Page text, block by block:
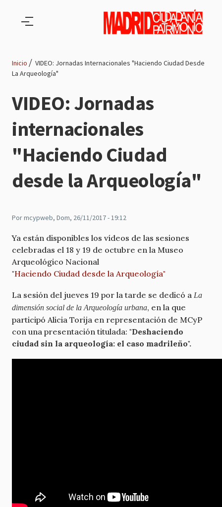
de
navegación
Inicio
VIDEO: Jornadas Internacionales "Haciendo Ciudad Desde
La Arqueología"
VIDEO: Jornadas
internacionales
"Haciendo Ciudad
desde la Arqueología"
Pormcypweb, Dom, 26/11/2017 - 19:12
Ya están disponibles los vídeos de las sesiones
celebradas el 18 y 19 de octubre en la Museo
Arqueológico Nacional
"Haciendo Ciudad desde la Arqueología"
La sesión del jueves 19 por la tarde se dedicó a La
dimensión social de la Arqueología urbana, en la que
participó Alicia Torija en representación de MCyP
con una presentación titulada: "Deshaciendo
ciudad sin la arqueología: el caso madrileño".